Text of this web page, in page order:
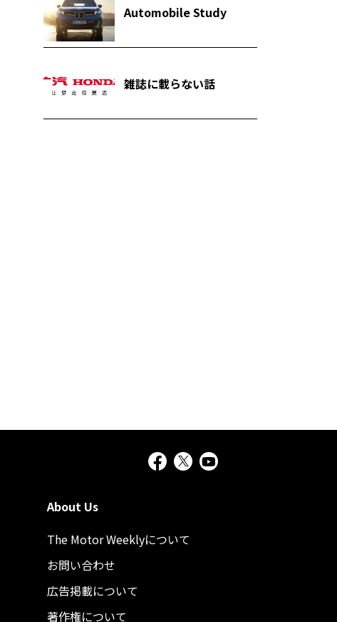
Automobile Study
雑誌に載らない話
About Us
The Motor Weeklyについて
お問い合わせ
広告掲載について
著作権について